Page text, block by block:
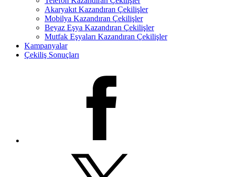
Akaryakıt Kazandıran Çekilişler
Mobilya Kazandıran Çekilişler
Beyaz Eşya Kazandıran Çekilişler
Mutfak Eşyaları Kazandıran Çekilişler
Kampanyalar
Çekiliş Sonuçları